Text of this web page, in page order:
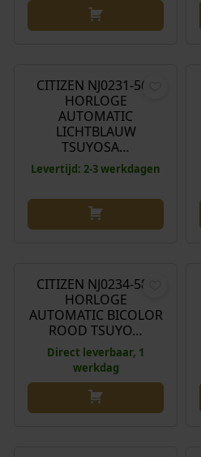
CITIZEN NJ0231-56L
HORLOGE
AUTOMATIC
LICHTBLAUW
TSUYOSA…
Levertijd: 2-3 werkdagen
CITIZEN NJ0234-58X
HORLOGE
AUTOMATIC BICOLOR
ROOD TSUYO…
Direct leverbaar, 1
werkdag